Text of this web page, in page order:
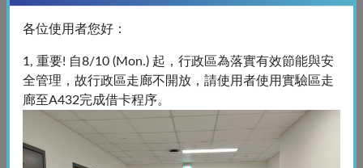
活動主題: ELISA應用講座-From Zero to Hero- Mastering
the Full Workflow of High-Efficiency ELISA
2026-02-03 公告訊息
Q700 sonicator主機板已修復 歡迎預約使用 2/23(一)起請
各位使用者您好：
1, 重要! 自8/10 (Mon.) 起，行政區為落實有效節能與安
全管理，故行政區走廊不開放，請使用者使用實驗區走
廊至A432完成借卡程序。